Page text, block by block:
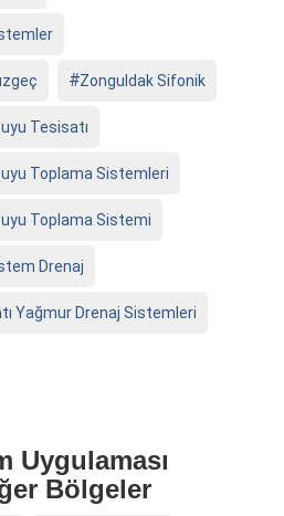
Zonguldak Sifonik
Tesisatı
Toplama Sistemleri
Toplama Sistemi
Drenaj
Yağmur Drenaj Sistemleri
Uygulaması
Bölgeler